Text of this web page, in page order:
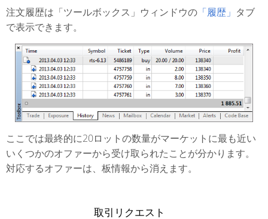
注文履歴は「ツールボックス」ウィンドウの 「履歴」 タブ
で表示できます。
ここでは最終的に20ロットの数量がマーケットに最も近い
いくつかのオファーから受け取られたことが分かります。
対応するオファーは、板情報から消えます。
取引リクエスト